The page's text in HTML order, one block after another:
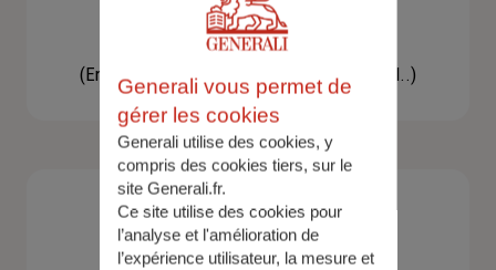
Besoin d'une assistance
(En cas d'accident, bris de glace, un conseil..)
Demande d'information
Generali vous permet de
gérer les cookies
Generali utilise des cookies, y
compris des cookies tiers, sur le
site Generali.fr.
Ce site utilise des cookies pour
l’analyse et l'amélioration de
l’expérience utilisateur, la mesure et